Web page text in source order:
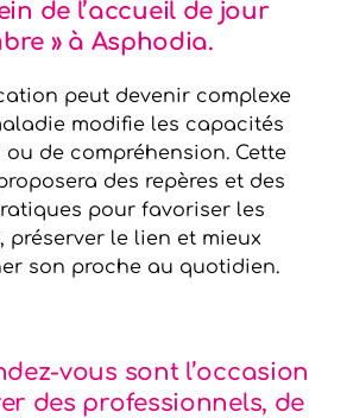
de l’accueil de jour
» à Asphodia.
peut devenir complexe
modifie les capacités
ou de compréhension. Cette
des repères et des
pour favoriser les
préserver le lien et mieux
son proche au quotidien.
vous sont l’occasion
des professionnels, de